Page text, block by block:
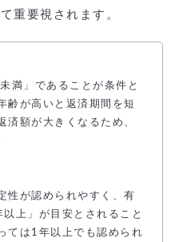
重要視されます。
満」であることが条件と
齢が高いと返済期間を短
済額が大きくなるため、
性が認められやすく、有
上」が目安とされること
ては1年以上でも認められ